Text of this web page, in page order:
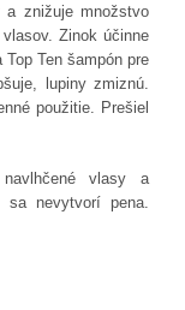
znižuje množstvo
Zinok účinne
Ten šampón pre
lupiny zmiznú.
použitie. Prešiel
vlasy a
nevytvorí pena.